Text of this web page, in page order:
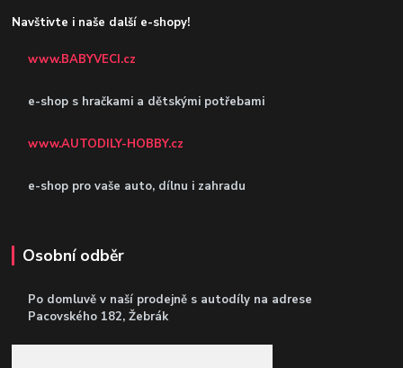
Navštivte i naše další e-shopy!
www.BABYVECI.cz
e-shop s hračkami a dětskými potřebami
www.AUTODILY-HOBBY.cz
e-shop pro vaše auto, dílnu i zahradu
Osobní odběr
Po domluvě v naší prodejně s autodíly na adrese
Pacovského 182, Žebrák